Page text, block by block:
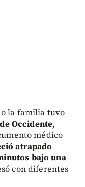
la familia tuvo
Occidente,
médico
atrapado
bajo una
con diferentes